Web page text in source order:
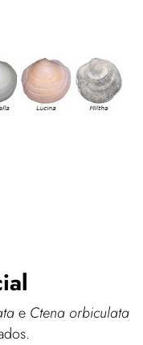
e Ctena orbiculata